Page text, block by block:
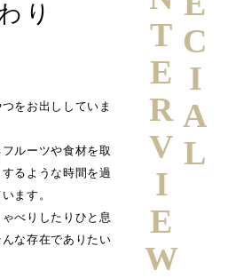
り
をお出ししていま
ルーツや食材を取
るような時間を過
ます。
べりしたりひと息
な存在でありたい
INTERVIEW